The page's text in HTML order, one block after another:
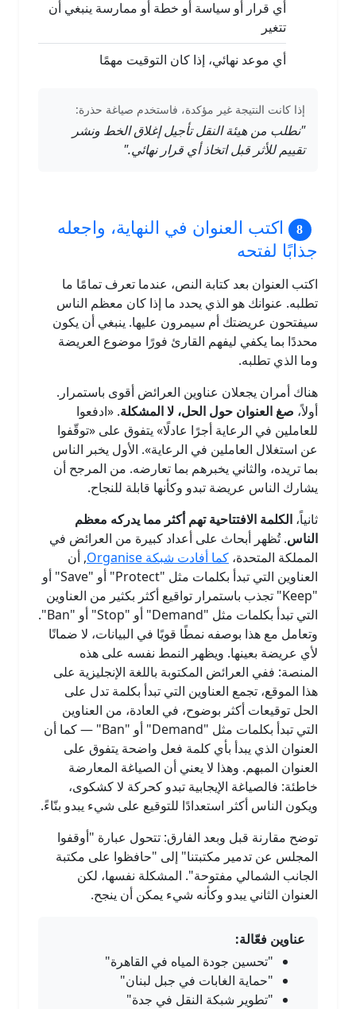
أي قرار أو سياسة أو خطة أو ممارسة ينبغي أن
تتغير
أي موعد نهائي، إذا كان التوقيت مهمًا
إذا كانت النتيجة غير مؤكدة، فاستخدم صياغة حذرة:
"نطلب من هيئة النقل تأجيل إغلاق الخط ونشر
تقييم للأثر قبل اتخاذ أي قرار نهائي."
اكتب العنوان في النهاية، واجعله
جذابًا لفتحه
اكتب العنوان بعد كتابة النص، عندما تعرف تمامًا ما
تطلبه. عنوانك هو الذي يحدد ما إذا كان معظم الناس
سيفتحون عريضتك أم سيمرون عليها. ينبغي أن يكون
محددًا بما يكفي ليفهم القارئ فورًا موضوع العريضة
وما الذي تطلبه.
هناك أمران يجعلان عناوين العرائض أقوى باستمرار.
أولاً، صغ العنوان حول الحل، لا المشكلة. «ادفعوا
للعاملين في الرعاية أجرًا عادلًا» يتفوق على «توقّفوا
عن استغلال العاملين في الرعاية». الأول يخبر الناس
بما تريده، والثاني يخبرهم بما تعارضه. من المرجح أن
يشارك الناس عريضة تبدو وكأنها قابلة للنجاح.
ثانياً، الكلمة الافتتاحية تهم أكثر مما يدركه معظم
الناس. تُظهر أبحاث على أعداد كبيرة من العرائض في
المملكة المتحدة، كما أفادت شبكة Organise
, أن
العناوين التي تبدأ بكلمات مثل "Protect" أو "Save" أو
"Keep" تجذب باستمرار تواقيع أكثر بكثير من العناوين
التي تبدأ بكلمات مثل "Demand" أو "Stop" أو "Ban".
وتعامل مع هذا بوصفه نمطًا قويًا في البيانات، لا ضمانًا
لأي عريضة بعينها. ويظهر النمط نفسه على هذه
المنصة: ففي العرائض المكتوبة باللغة الإنجليزية على
هذا الموقع، تجمع العناوين التي تبدأ بكلمة تدل على
الحل توقيعات أكثر بوضوح، في العادة، من العناوين
التي تبدأ بكلمات مثل "Demand" أو "Ban" — كما أن
العنوان الذي يبدأ بأي كلمة فعل واضحة يتفوق على
العنوان المبهم. وهذا لا يعني أن الصياغة المعارضة
خاطئة: فالصياغة الإيجابية تبدو كحركة لا كشكوى،
ويكون الناس أكثر استعدادًا للتوقيع على شيء يبدو بنّاءً.
توضح مقارنة قبل وبعد الفارق: تتحول عبارة "أوقفوا
المجلس عن تدمير مكتبتنا" إلى "حافظوا على مكتبة
الجانب الشمالي مفتوحة". المشكلة نفسها، لكن
العنوان الثاني يبدو وكأنه شيء يمكن أن ينجح.
عناوين فعّالة:
"تحسين جودة المياه في القاهرة"
"حماية الغابات في جبل لبنان"
"تطوير شبكة النقل في جدة"